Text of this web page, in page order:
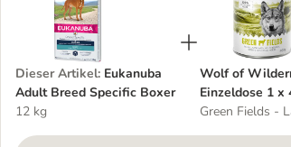
Dieser Artikel: Eukanuba
Adult Breed Specific Boxer
12 kg
Wolf of
Einzeldose 1 x
Green Fields -